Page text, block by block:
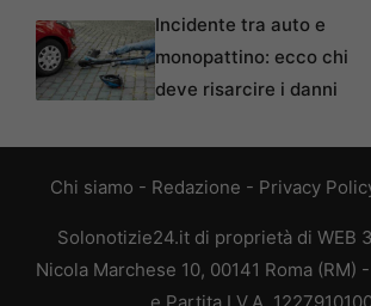
Incidente tra auto e
monopattino: ecco chi
deve risarcire i danni
Chi siamo - Redazione - Privacy
Solonotizie24.it di proprietà di WEB
Nicola Marchese 10, 00141 Roma (RM)